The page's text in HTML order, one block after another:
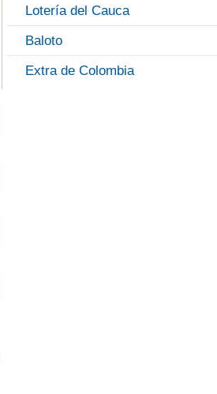
Lotería del Cauca
Baloto
Extra de Colombia